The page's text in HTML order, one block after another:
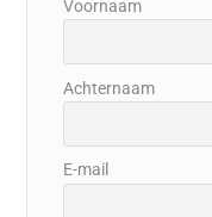
Voornaam
Achternaam
E-mail